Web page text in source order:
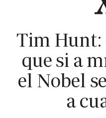
Tim Hunt:
que si a
el Nobel
a